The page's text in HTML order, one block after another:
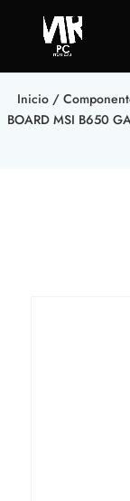
Inicio/
BOARD MSI B650